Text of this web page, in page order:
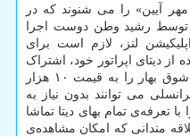
آیین» را می شنوند که در
توسط رشید وطن دوست اجرا
لنز، لازم است برای
از دیتای اپراتور خود، اشتراک
ویژه‌ی این اپلیکیشن برای کنسرت شوق بهار را به قیمت ۱۰ هزار
می توانند بدون نیاز به
تعرفه‌ی تمام بهای دیتا تماشا
۱۰ روز، برای علاقه مندانی که امکان مشاهده‌ی